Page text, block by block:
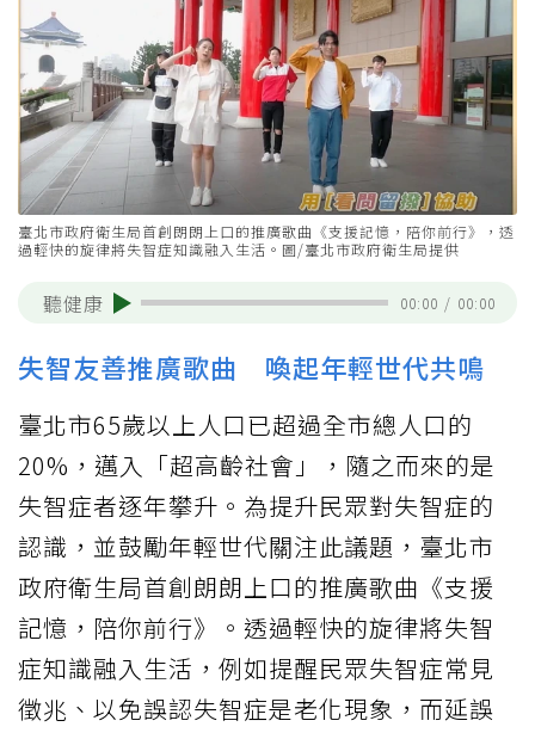
臺北市政府衛生局首創朗朗上口的推廣歌曲《支援記憶，陪你前行》，透
過輕快的旋律將失智症知識融入生活。圖/臺北市政府衛生局提供
聽健康 00:00 / 00:00
失智友善推廣歌曲 喚起年輕世代共鳴
臺北市65歲以上人口已超過全市總人口的
20%，邁入「超高齡社會」，隨之而來的是
失智症者逐年攀升。為提升民眾對失智症的
認識，並鼓勵年輕世代關注此議題，臺北市
政府衛生局首創朗朗上口的推廣歌曲《支援
記憶，陪你前行》。透過輕快的旋律將失智
症知識融入生活，例如提醒民眾失智症常見
徵兆、以免誤認失智症是老化現象，而延誤